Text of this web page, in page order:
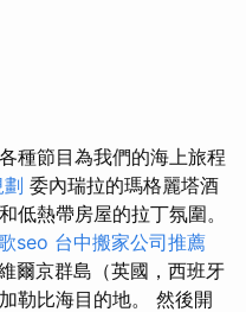
種節目為我們的海上旅程
委內瑞拉的瑪格麗塔酒
低熱帶房屋的拉丁氛圍。
seo 台中搬家公司推薦
爾京群島（英國，西班牙
勒比海目的地。 然後開